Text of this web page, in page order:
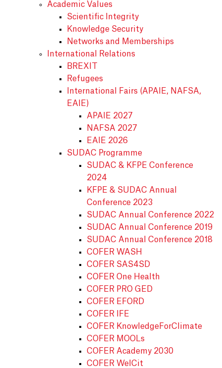
Academic Values
Scientific Integrity
Knowledge Security
Networks and Memberships
International Relations
BREXIT
Refugees
International Fairs (APAIE, NAFSA,
EAIE)
APAIE 2027
NAFSA 2027
EAIE 2026
SUDAC Programme
SUDAC & KFPE Conference
2024
KFPE & SUDAC Annual
Conference 2023
SUDAC Annual Conference 2022
SUDAC Annual Conference 2019
SUDAC Annual Conference 2018
COFER WASH
COFER SAS4SD
COFER One Health
COFER PRO GED
COFER EFORD
COFER IFE
COFER KnowledgeForClimate
COFER MOOLs
COFER Academy 2030
COFER WelCit